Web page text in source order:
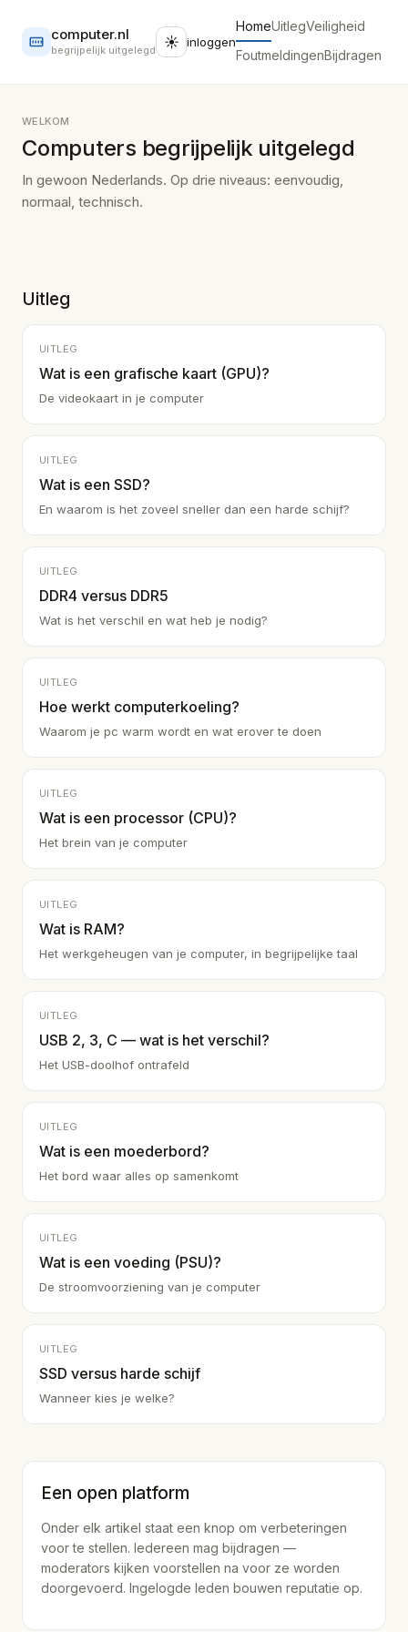
computer.nl
begrijpelijk uitgelegd
HomeUitlegVeiligheid
FoutmeldingenBijdragen
☀ inloggen
WELKOM
Computers begrijpelijk uitgelegd
In gewoon Nederlands. Op drie niveaus: eenvoudig,
normaal, technisch.
Uitleg
UITLEG
Wat is een grafische kaart (GPU)?
De videokaart in je computer
UITLEG
Wat is een SSD?
En waarom is het zoveel sneller dan een harde schijf?
UITLEG
DDR4 versus DDR5
Wat is het verschil en wat heb je nodig?
UITLEG
Hoe werkt computerkoeling?
Waarom je pc warm wordt en wat erover te doen
UITLEG
Wat is een processor (CPU)?
Het brein van je computer
UITLEG
Wat is RAM?
Het werkgeheugen van je computer, in begrijpelijke taal
UITLEG
USB 2, 3, C — wat is het verschil?
Het USB-doolhof ontrafeld
UITLEG
Wat is een moederbord?
Het bord waar alles op samenkomt
UITLEG
Wat is een voeding (PSU)?
De stroomvoorziening van je computer
UITLEG
SSD versus harde schijf
Wanneer kies je welke?
Een open platform
Onder elk artikel staat een knop om verbeteringen
voor te stellen. Iedereen mag bijdragen —
moderators kijken voorstellen na voor ze worden
doorgevoerd. Ingelogde leden bouwen reputatie op.